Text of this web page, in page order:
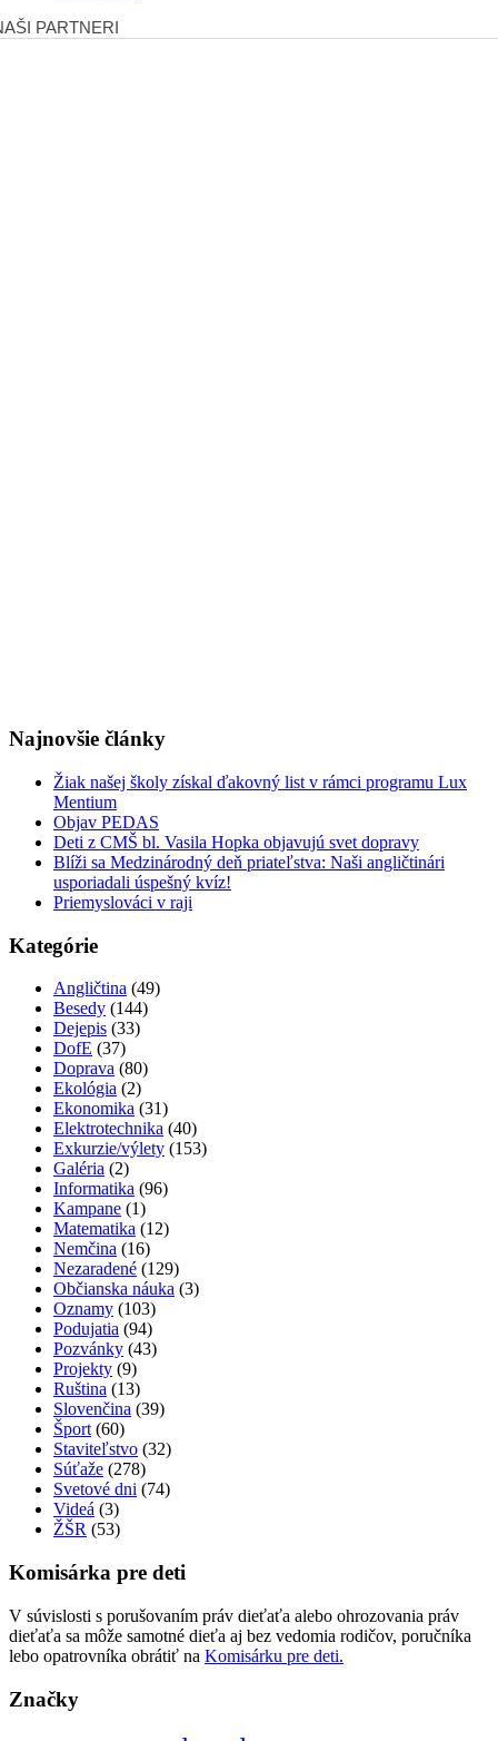
Najnovšie články
Žiak našej školy získal ďakovný list v rámci programu Lux
Mentium
Objav PEDAS
Deti z CMŠ bl. Vasila Hopka objavujú svet dopravy
Blíži sa Medzinárodný deň priateľstva: Naši angličtinári
usporiadali úspešný kvíz!
Priemyslováci v raji
Kategórie
Angličtina (49)
Besedy (144)
Dejepis (33)
DofE (37)
Doprava (80)
Ekológia (2)
Ekonomika (31)
Elektrotechnika (40)
Exkurzie/výlety (153)
Galéria (2)
Informatika (96)
Kampane (1)
Matematika (12)
Nemčina (16)
Nezaradené (129)
Občianska náuka (3)
Oznamy (103)
Podujatia (94)
Pozvánky (43)
Projekty (9)
Ruština (13)
Slovenčina (39)
Šport(60)
Staviteľstvo (32)
Súťaže (278)
Svetové dni (74)
Videá (3)
ŽŠR (53)
Komisárka pre deti
V súvislosti s porušovaním práv dieťaťa alebo ohrozovania práv
dieťaťa sa môže samotné dieťa aj bez vedomia rodičov, poručníka
lebo opatrovníka obrátiť na Komisárku pre deti.
Značky